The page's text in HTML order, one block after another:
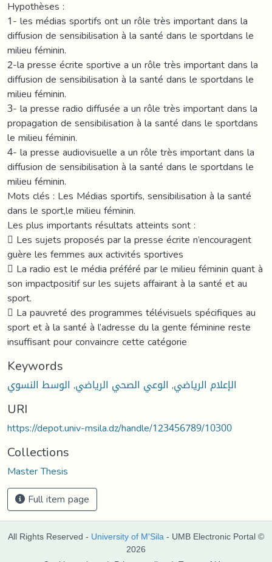
Hypothèses :
1- les médias sportifs ont un rôle très important dans la
diffusion de sensibilisation à la santé dans le sportdans le
milieu féminin.
2-la presse écrite sportive a un rôle très important dans la
diffusion de sensibilisation à la santé dans le sportdans le
milieu féminin.
3- la presse radio diffusée a un rôle très important dans la
propagation de sensibilisation à la santé dans le sportdans
le milieu féminin.
4- la presse audiovisuelle a un rôle très important dans la
diffusion de sensibilisation à la santé dans le sportdans le
milieu féminin.
Mots clés : Les Médias sportifs, sensibilisation à la santé
dans le sport,le milieu féminin.
Les plus importants résultats atteints sont :
 Les sujets proposés par la presse écrite n’encouragent
guère les femmes aux activités sportives
 La radio est le média préféré par le milieu féminin quant à
son impactpositif sur les sujets affairant à la santé et au
sport.
 La pauvreté des programmes télévisuels spécifiques au
sport et à la santé à l’adresse du la gente féminine reste
insuffisant pour convaincre cette catégorie
Keywords
الإعلام الرياضي, الوعي الصحي الرياضي, الوسط النسوي
URI
https://depot.univ-msila.dz/handle/123456789/10300
Collections
Master Thesis
Full item page
All Rights Reserved - University of M'Sila - UMB Electronic Portal ©
2026